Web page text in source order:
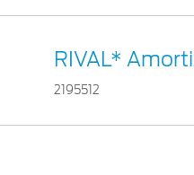
RIVAL*
2195512